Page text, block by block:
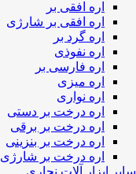
اره افقی بر
اره افقی بر شارژی
اره گرد بر
اره نفوذی
اره فارسی بر
اره میزی
اره نواری
اره درخت بر دستی
اره درخت بر برقی
اره درخت بر بنزینی
اره درخت بر شارژی